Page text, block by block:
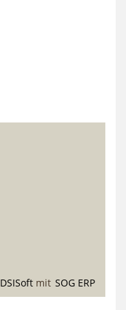
DSISoft mit SOG ERP